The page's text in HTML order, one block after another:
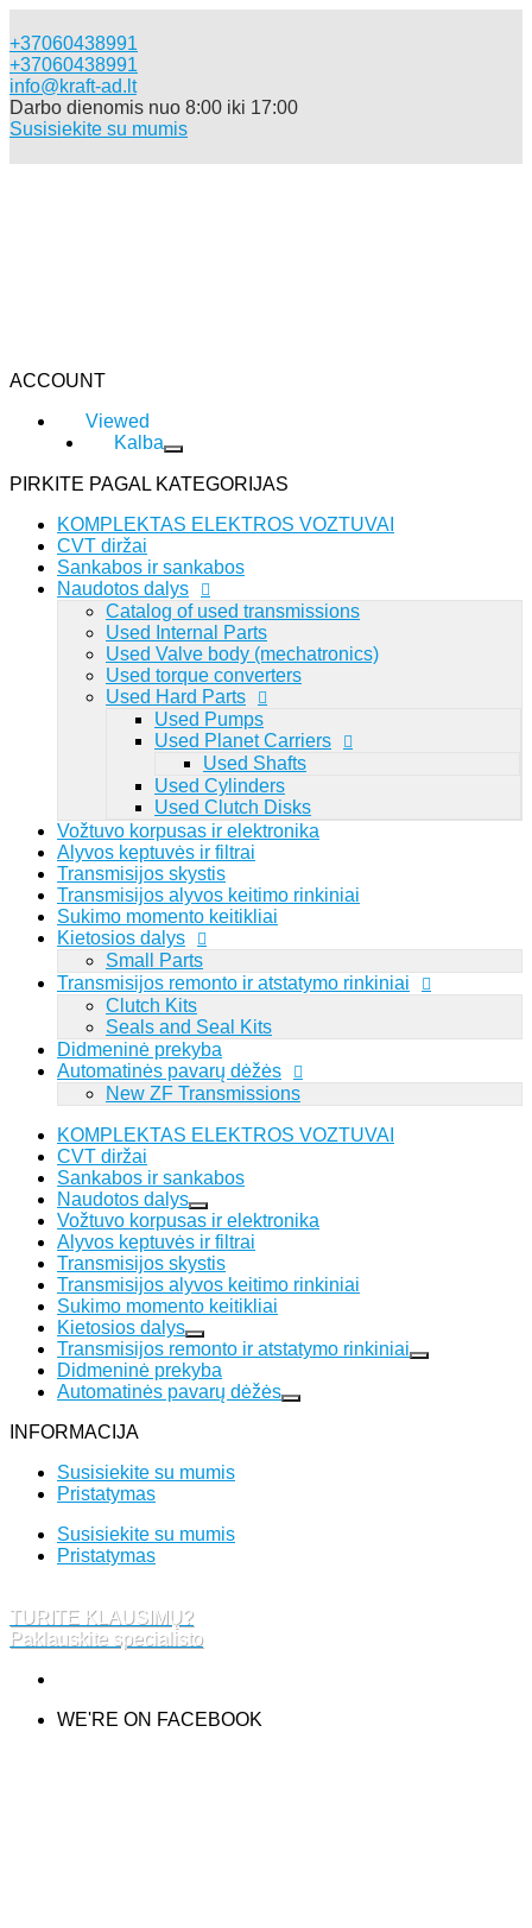
+37060438991
+37060438991
info@kraft-ad.lt
Darbo dienomis nuo 8:00 iki 17:00
Susisiekite su mumis
Paieška pagal dalies numerį: 1068298044
Lithuanian
Viewed
Prisijungti
Registruotis
Prisijungti Registruotis
ACCOUNT
Viewed
Kalba
PIRKITE PAGAL KATEGORIJAS
KOMPLEKTAS ELEKTROS VOZTUVAI
CVT diržai
Sankabos ir sankabos
Naudotos dalys
Catalog of used transmissions
Used Internal Parts
Used Valve body (mechatronics)
Used torque converters
Used Hard Parts
Used Pumps
Used Planet Carriers
Used Shafts
Used Cylinders
Used Clutch Disks
Vožtuvo korpusas ir elektronika
Alyvos keptuvės ir filtrai
Transmisijos skystis
Transmisijos alyvos keitimo rinkiniai
Sukimo momento keitikliai
Kietosios dalys
Small Parts
Transmisijos remonto ir atstatymo rinkiniai
Clutch Kits
Seals and Seal Kits
Didmeninė prekyba
Automatinės pavarų dėžės
New ZF Transmissions
KOMPLEKTAS ELEKTROS VOZTUVAI
CVT diržai
Sankabos ir sankabos
Naudotos dalys
Vožtuvo korpusas ir elektronika
Alyvos keptuvės ir filtrai
Transmisijos skystis
Transmisijos alyvos keitimo rinkiniai
Sukimo momento keitikliai
Kietosios dalys
Transmisijos remonto ir atstatymo rinkiniai
Didmeninė prekyba
Automatinės pavarų dėžės
INFORMACIJA
Susisiekite su mumis
Pristatymas
Susisiekite su mumis
Pristatymas
TURITE KLAUSIMŲ?
Paklauskite specialisto
WE'RE ON FACEBOOK